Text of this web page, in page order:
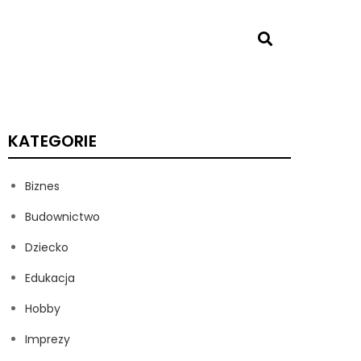
KATEGORIE
Biznes
Budownictwo
Dziecko
Edukacja
Hobby
Imprezy